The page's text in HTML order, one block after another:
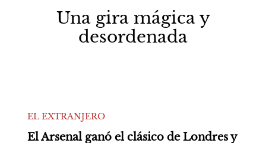
Una gira mágica y
desordenada
EL EXTRANJERO
El Arsenal ganó el clásico de Londres y